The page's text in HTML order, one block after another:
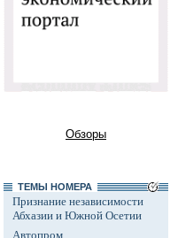
Обзоры
ТЕМЫ НОМЕРА
Признание независимости
Абхазии и Южной Осетии
Автопром